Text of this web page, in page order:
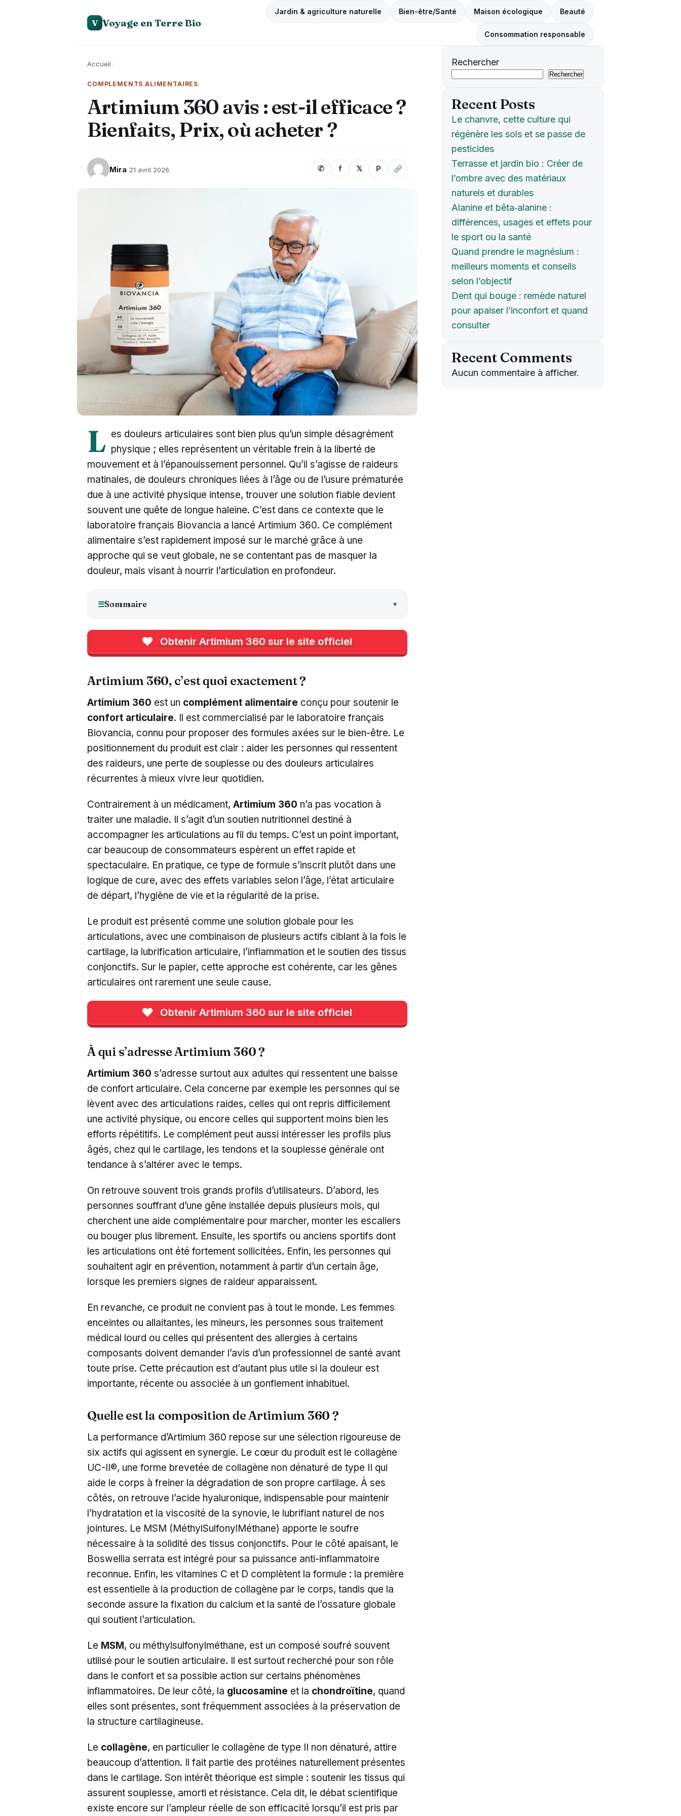
V Voyage en Terre Bio
Jardin & agriculture naturelle Bien-être/Santé Maison écologique Beauté
Consommation responsable
Accueil›
COMPLEMENTS ALIMENTAIRES
Artimium 360 avis : est-il efficace ?
Bienfaits, Prix, où acheter ?
Mira 21 avril 2026 ✆ f 𝕏 P
L es douleurs articulaires sont bien plus qu’un simple désagrément
physique ; elles représentent un véritable frein à la liberté de
mouvement et à l’épanouissement personnel. Qu’il s’agisse de raideurs
matinales, de douleurs chroniques liées à l’âge ou de l’usure prématurée
due à une activité physique intense, trouver une solution fiable devient
souvent une quête de longue haleine. C’est dans ce contexte que le
laboratoire français Biovancia a lancé Artimium 360. Ce complément
alimentaire s’est rapidement imposé sur le marché grâce à une
approche qui se veut globale, ne se contentant pas de masquer la
douleur, mais visant à nourrir l’articulation en profondeur.
☰Sommaire
Obtenir Artimium 360 sur le site officiel
Artimium 360, c’est quoi exactement ?
Artimium 360 est un complément alimentaire conçu pour soutenir le
confort articulaire. Il est commercialisé par le laboratoire français
Biovancia, connu pour proposer des formules axées sur le bien-être. Le
positionnement du produit est clair : aider les personnes qui ressentent
des raideurs, une perte de souplesse ou des douleurs articulaires
récurrentes à mieux vivre leur quotidien.
Contrairement à un médicament, Artimium 360 n’a pas vocation à
traiter une maladie. Il s’agit d’un soutien nutritionnel destiné à
accompagner les articulations au fil du temps. C’est un point important,
car beaucoup de consommateurs espèrent un effet rapide et
spectaculaire. En pratique, ce type de formule s’inscrit plutôt dans une
logique de cure, avec des effets variables selon l’âge, l’état articulaire
de départ, l’hygiène de vie et la régularité de la prise.
Le produit est présenté comme une solution globale pour les
articulations, avec une combinaison de plusieurs actifs ciblant à la fois le
cartilage, la lubrification articulaire, l’inflammation et le soutien des tissus
conjonctifs. Sur le papier, cette approche est cohérente, car les gênes
articulaires ont rarement une seule cause.
Obtenir Artimium 360 sur le site officiel
À qui s’adresse Artimium 360 ?
Artimium 360 s’adresse surtout aux adultes qui ressentent une baisse
de confort articulaire. Cela concerne par exemple les personnes qui se
lèvent avec des articulations raides, celles qui ont repris difficilement
une activité physique, ou encore celles qui supportent moins bien les
efforts répétitifs. Le complément peut aussi intéresser les profils plus
âgés, chez qui le cartilage, les tendons et la souplesse générale ont
tendance à s’altérer avec le temps.
On retrouve souvent trois grands profils d’utilisateurs. D’abord, les
personnes souffrant d’une gêne installée depuis plusieurs mois, qui
cherchent une aide complémentaire pour marcher, monter les escaliers
ou bouger plus librement. Ensuite, les sportifs ou anciens sportifs dont
les articulations ont été fortement sollicitées. Enfin, les personnes qui
souhaitent agir en prévention, notamment à partir d’un certain âge,
lorsque les premiers signes de raideur apparaissent.
En revanche, ce produit ne convient pas à tout le monde. Les femmes
enceintes ou allaitantes, les mineurs, les personnes sous traitement
médical lourd ou celles qui présentent des allergies à certains
composants doivent demander l’avis d’un professionnel de santé avant
toute prise. Cette précaution est d’autant plus utile si la douleur est
importante, récente ou associée à un gonflement inhabituel.
Quelle est la composition de Artimium 360 ?
La performance d’Artimium 360 repose sur une sélection rigoureuse de
six actifs qui agissent en synergie. Le cœur du produit est le collagène
UC-II®, une forme brevetée de collagène non dénaturé de type II qui
aide le corps à freiner la dégradation de son propre cartilage. À ses
côtés, on retrouve l’acide hyaluronique, indispensable pour maintenir
l’hydratation et la viscosité de la synovie, le lubrifiant naturel de nos
jointures. Le MSM (MéthylSulfonylMéthane) apporte le soufre
nécessaire à la solidité des tissus conjonctifs. Pour le côté apaisant, le
Boswellia serrata est intégré pour sa puissance anti-inflammatoire
reconnue. Enfin, les vitamines C et D complètent la formule : la première
est essentielle à la production de collagène par le corps, tandis que la
seconde assure la fixation du calcium et la santé de l’ossature globale
qui soutient l’articulation.
Le MSM, ou méthylsulfonylméthane, est un composé soufré souvent
utilisé pour le soutien articulaire. Il est surtout recherché pour son rôle
dans le confort et sa possible action sur certains phénomènes
inflammatoires. De leur côté, la glucosamine et la chondroïtine, quand
elles sont présentes, sont fréquemment associées à la préservation de
la structure cartilagineuse.
Le collagène, en particulier le collagène de type II non dénaturé, attire
beaucoup d’attention. Il fait partie des protéines naturellement présentes
dans le cartilage. Son intérêt théorique est simple : soutenir les tissus qui
assurent souplesse, amorti et résistance. Cela dit, le débat scientifique
existe encore sur l’ampleur réelle de son efficacité lorsqu’il est pris par
Rechercher
Rechercher
Recent Posts
Le chanvre, cette culture qui
régénère les sols et se passe de
pesticides
Terrasse et jardin bio : Créer de
l’ombre avec des matériaux
naturels et durables
Alanine et bêta‑alanine :
différences, usages et effets pour
le sport ou la santé
Quand prendre le magnésium :
meilleurs moments et conseils
selon l’objectif
Dent qui bouge : remède naturel
pour apaiser l’inconfort et quand
consulter
Recent Comments
Aucun commentaire à afficher.